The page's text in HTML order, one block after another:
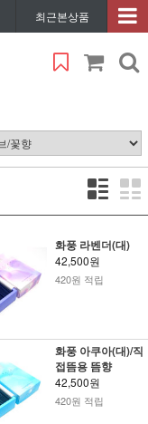
최근본상품
화풍 라벤더(대)
42,500원
420원 적립
화풍 아쿠아(대)/직
접뜸용 뜸향
42,500원
420원 적립